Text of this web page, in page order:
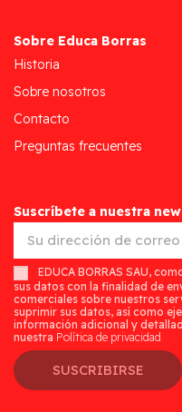
Sobre Educa Borras
Historia
Sobre nosotros
Contacto
Preguntas frecuentes
Suscríbete a nuestra
EDUCA BORRAS SAU,
sus datos con la finalidad de
comerciales sobre nuestros
suprimir sus datos, así como
información adicional y
nuestra Política de privacidad
SUSCRIBIRSE